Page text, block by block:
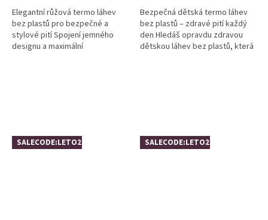
Elegantní růžová termo láhev
bez plastů pro bezpečné a
stylové pití Spojení jemného
designu a maximální
Bezpečná dětská termo láhev
bez plastů – zdravé pití každý
den Hledáš opravdu zdravou
dětskou láhev bez plastů, která
SALECODE:LETO26:4:% SALECODE:LETO26:4:%